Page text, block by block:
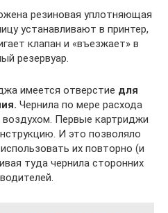
резиновая уплотняющая
устанавливают в принтер,
клапан и «въезжает» в
резервуар.
имеется отверстие для
Чернила по мере расхода
Первые картриджи
И это позволяло
их повторно (и
туда чернила сторонних